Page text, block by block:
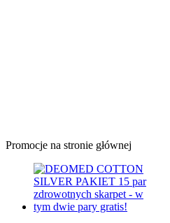
Promocje na stronie głównej